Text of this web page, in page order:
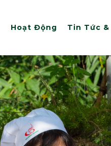
Hoạt Động Tin Tức &